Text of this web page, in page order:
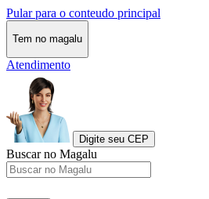
Pular para o conteudo principal
Tem no magalu
Atendimento
Digite seu CEP
Buscar no Magalu